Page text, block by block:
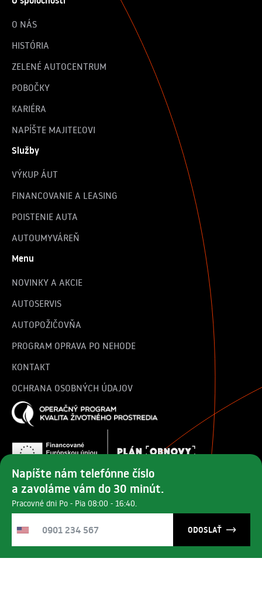
Napíšte nám telefónne číslo
a zavoláme vám do 30 minút.
Pracovné dni Po - Pia 08:00 - 16:40.
ODOSLAŤ
O NÁS
HISTÓRIA
ZELENÉ AUTOCENTRUM
POBOČKY
KARIÉRA
NAPÍŠTE MAJITEĽOVI
Služby
VÝKUP ÁUT
FINANCOVANIE A LEASING
POISTENIE AUTA
AUTOUMYVÁREŇ
Menu
NOVINKY A AKCIE
AUTOSERVIS
AUTOPOŽIČOVŇA
PROGRAM OPRAVA PO NEHODE
KONTAKT
OCHRANA OSOBNÝCH ÚDAJOV
Najväčší predajca vozidiel značiek MG, Peugeot, Hyundai a
Opel v Rožňave a Lučenci už 35 rokov.
© 2025 autocentrum.sk | Všetky práva vyhradené.